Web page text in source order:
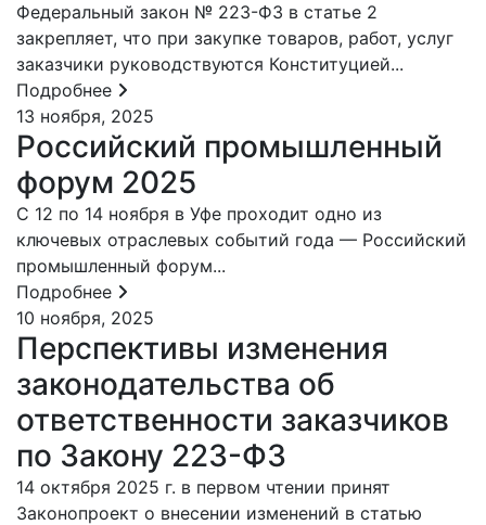
Федеральный закон № 223-ФЗ в статье 2
закрепляет, что при закупке товаров, работ, услуг
заказчики руководствуются Конституцией...
Подробнее
13 ноября, 2025
Российский промышленный
форум 2025
С 12 по 14 ноября в Уфе проходит одно из
ключевых отраслевых событий года — Российский
промышленный форум...
Подробнее
10 ноября, 2025
Перспективы изменения
законодательства об
ответственности заказчиков
по Закону 223-ФЗ
14 октября 2025 г. в первом чтении принят
Законопроект о внесении изменений в статью